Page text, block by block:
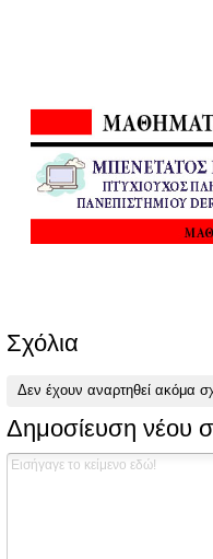
Σχόλια
Δεν έχουν αναρτηθεί ακόμα
Δημοσίευση νέου